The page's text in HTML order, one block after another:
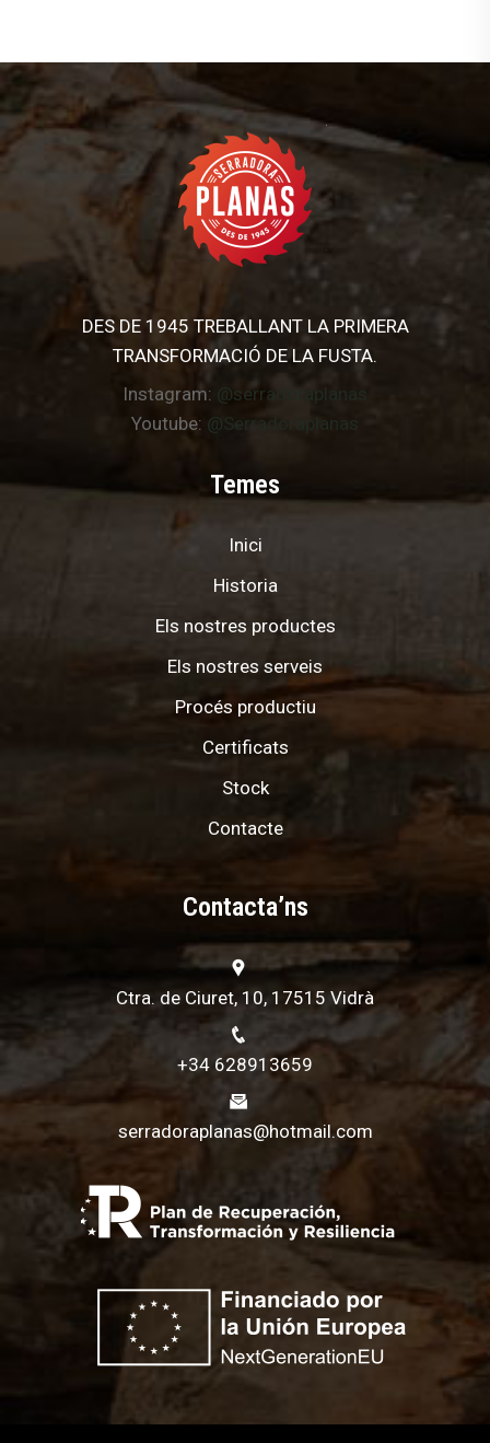
DES DE 1945 TREBALLANT LA PRIMERA
TRANSFORMACIÓ DE LA FUSTA.
Instagram:
@serradoraplanas
Youtube: @Serradoraplanas
Temes
Inici
Historia
Els nostres productes
Els nostres serveis
Procés productiu
Certificats
Stock
Contacte
Contacta’ns
Ctra. de Ciuret, 10, 17515 Vidrà
+34 628913659
serradoraplanas@hotmail.com